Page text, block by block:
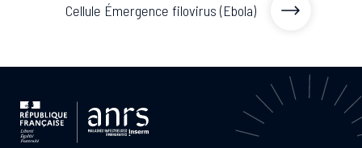
Cellule Émergence filovirus (Ebola)